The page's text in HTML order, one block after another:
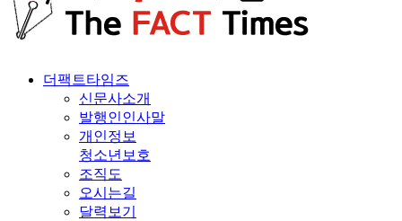
더팩트타임즈
신문사소개
발행인인사말
개인정보
청소년보호
조직도
오시는길
달력보기